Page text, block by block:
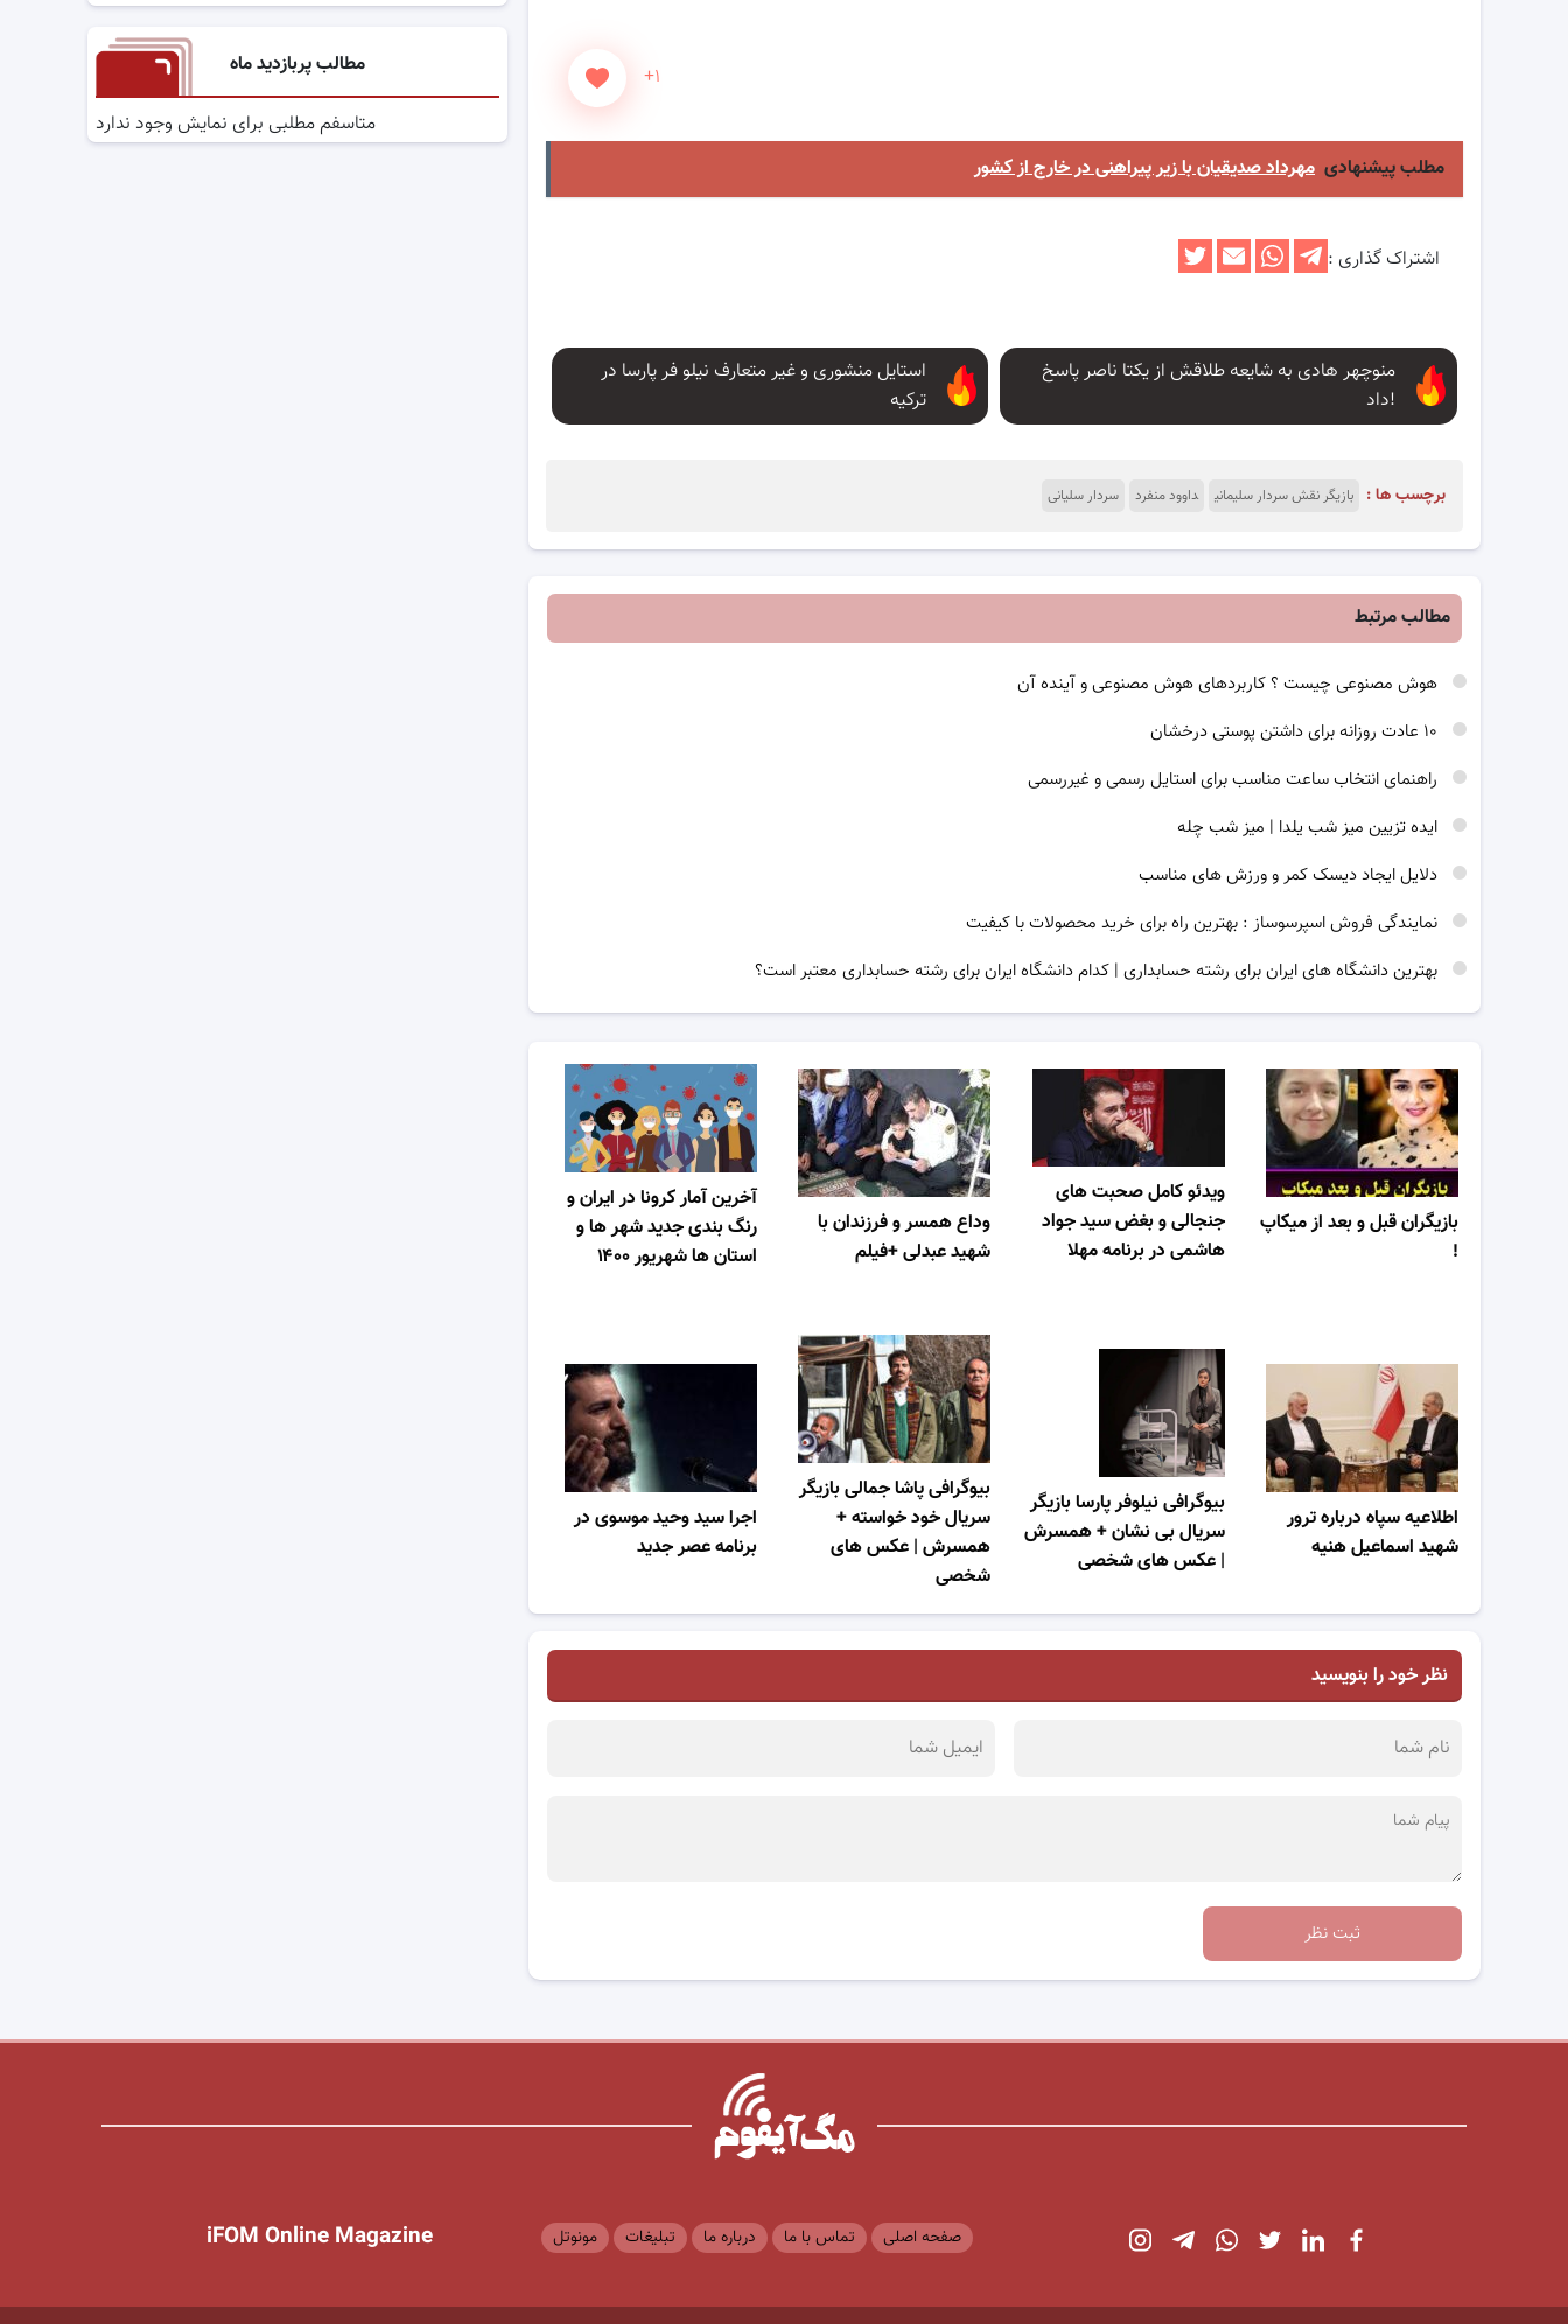
+۱
مطلب پیشنهادی مهرداد صدیقیان با زیر پیراهنی در خارج از کشور
اشتراک گذاری :
استایل منشوری و غیر متعارف نیلو فر پارسا در
ترکیه
منوچهر هادی به شایعه طلاقش از یکتا ناصر پاسخ
داد!
برچسب ها : بازیگر نقش سردار سلیمانی داوود منفرد سردار سلیانی
مطالب مرتبط
هوش مصنوعی چیست ؟ کاربردهای هوش مصنوعی و آینده آن
راهنمای انتخاب ساعت مناسب برای استایل رسمی و غیررسمی
ایده تزیین میز شب یلدا | میز شب چله
دلایل ایجاد دیسک کمر و ورزش های مناسب
نمایندگی فروش اسپرسوساز : بهترین راه برای خرید محصولات با کیفیت
بهترین دانشگاه های ایران برای رشته حسابداری | کدام دانشگاه ایران برای رشته حسابداری معتبر است؟
آخرین آمار کرونا در ایران و
رنگ بندی جدید شهر ها و
استان ها شهریور ۱۴۰۰
وداع همسر و فرزندان با
شهید عبدلی +فیلم
ویدئو کامل صحبت های
جنجالی و بغض سید جواد
هاشمی در برنامه مهلا
بازیگران قبل و بعد از میکاپ
!
اجرا سید وحید موسوی در
برنامه عصر جدید
بیوگرافی پاشا جمالی بازیگر
سریال خود خواسته +
همسرش | عکس های
شخصی
بیوگرافی نیلوفر پارسا بازیگر
سریال بی نشان + همسرش
| عکس های شخصی
اطلاعیه سپاه درباره ترور
شهید اسماعیل هنیه
مطالب پربازدید ماه
متاسفم مطلبی برای نمایش وجود ندارد
نظر خود را بنویسید
ثبت نظر
iFOM Online Magazine صفحه اصلی تماس با ما درباره ما تبلیغات مونوتل